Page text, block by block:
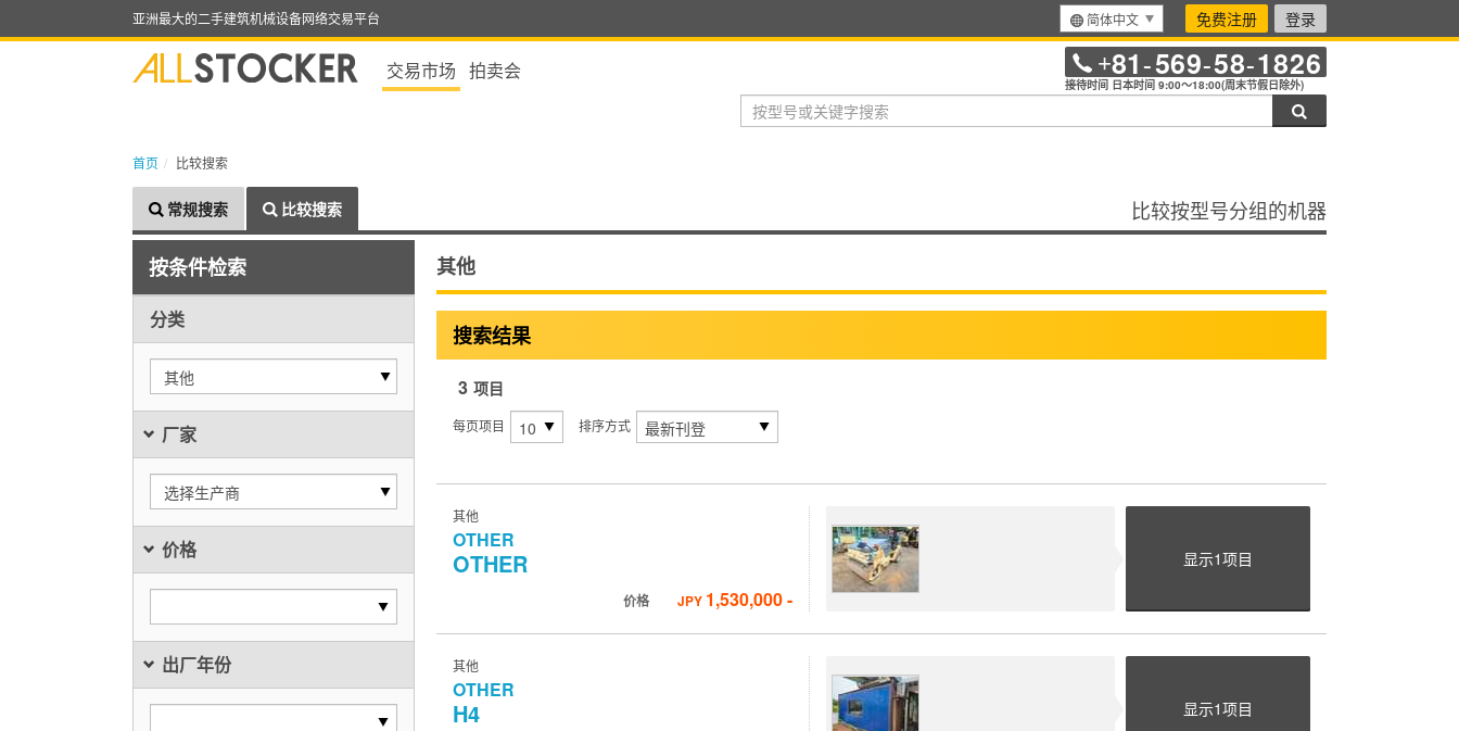
亚洲最大的二手建筑机械设备网络交易平台 简体中文 免费注册 登录
交易市场 拍卖会 +81-569-58-1826
接待时间 日本时间 9:00～18:00(周末节假日除外)
首页 比较搜索
常规搜索 比较搜索 比较按型号分组的机器
按条件检索
分类
其他
厂家
选择生产商
价格
出厂年份
其他
搜索结果
3 项目
每页项目 排序方式
其他
OTHER
OTHER
价格 JPY 1,530,000-
显示1项目
其他
OTHER
H4 显示1项目